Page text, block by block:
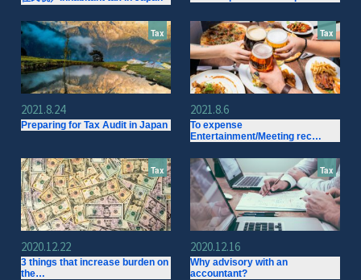
Tax
2021.8.24
Preparing for Tax Audit in Japan
Tax
2021.8.6
To expense
Entertainment/Meeting rec…
Tax
2020.12.22
3 things that increase burden on
the…
Tax
2020.12.16
Why advisory with an
accountant?